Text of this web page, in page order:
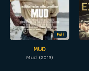
Full
MUD
Mud (2013)